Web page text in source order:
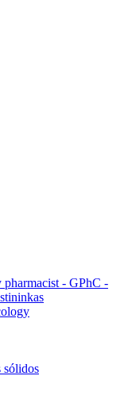
- GPhC -
sólidos